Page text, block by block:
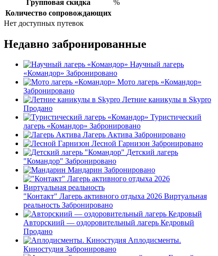
Групповая скидка
%
Количество сопровождающих
Нет доступных путевок
Недавно забронированные
Научный лагерь
«Командор» Забронировано
Мото лагерь «Командор»
Забронировано
Летние каникулы в Skypro
Продано
Туристический
лагерь «Командор» Забронировано
Лагерь Актива Забронировано
Лесной Гарнизон Забронировано
Детский лагерь
"Командор" Забронировано
Мандарин Забронировано
"Контакт" Лагерь активного отдыха 2026 Виртуальная
реальность Забронировано
Авторскиий — оздоровительный лагерь Кедровый
Продано
Аплодисменты.
Киностудия Забронировано